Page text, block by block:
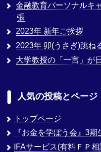
金融教育パーソナルキ
張
2023年 新年ご挨拶
2023年 卯(うさぎ)跳ね
大学教授の「一言」が
人気の投稿とページ
トップページ
『お金を学ぼう会』3
IFAサービス(有料ＦＰ